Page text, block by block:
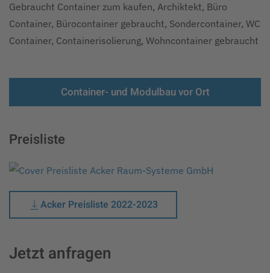
Gebraucht Container zum kaufen, Archiktekt, Büro
Container, Bürocontainer gebraucht, Sondercontainer, WC
Container, Containerisolierung, Wohncontainer gebraucht
Container- und Modulbau vor Ort
Preisliste
Acker Preisliste 2022-2023
Jetzt anfragen